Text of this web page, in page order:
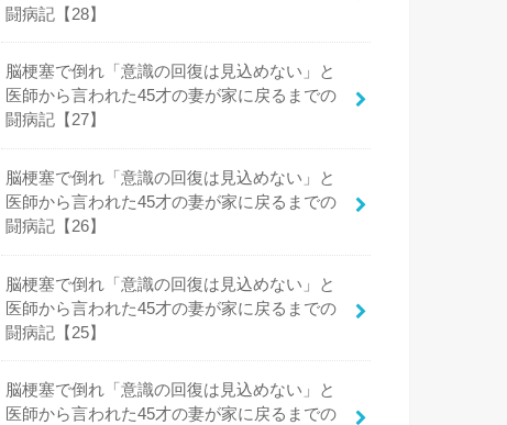
闘病記【28】
脳梗塞で倒れ「意識の回復は見込めない」と
医師から言われた45才の妻が家に戻るまでの
闘病記【27】
脳梗塞で倒れ「意識の回復は見込めない」と
医師から言われた45才の妻が家に戻るまでの
闘病記【26】
脳梗塞で倒れ「意識の回復は見込めない」と
医師から言われた45才の妻が家に戻るまでの
闘病記【25】
脳梗塞で倒れ「意識の回復は見込めない」と
医師から言われた45才の妻が家に戻るまでの